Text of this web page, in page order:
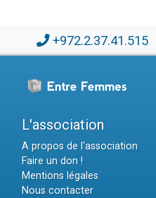
+972.2.37.41.515
L'association
A propos de l'association
Faire un don !
Mentions légales
Nous contacter